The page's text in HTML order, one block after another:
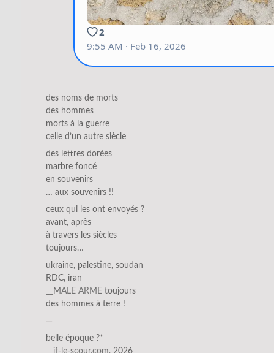
des noms de morts
des hommes
morts à la guerre
celle d’un autre siècle
des lettres dorées
marbre foncé
en souvenirs
… aux souvenirs !!
ceux qui les ont envoyés ?
avant, après
à travers les siècles
toujours…
ukraine, palestine, soudan
RDC, iran
__MALE ARME toujours
des hommes à terre !
—
belle époque ?*
__jf-le-scour.com, 2026